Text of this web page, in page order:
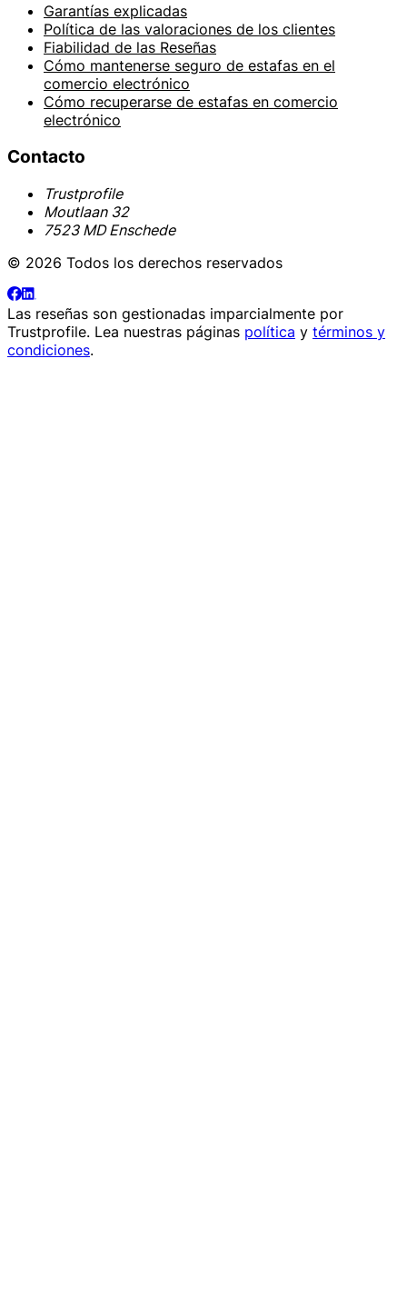
Garantías explicadas
Política de las valoraciones de los clientes
Fiabilidad de las Reseñas
Cómo mantenerse seguro de estafas en el
comercio electrónico
Cómo recuperarse de estafas en comercio
electrónico
Contacto
Trustprofile
Moutlaan 32
7523 MD Enschede
© 2026 Todos los derechos reservados
Las reseñas son gestionadas imparcialmente por
Trustprofile. Lea nuestras páginas política y términos y
condiciones.